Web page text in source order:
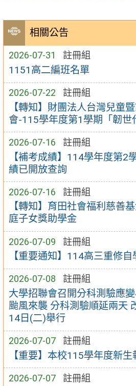
相關公告
2026-07-31 註冊組
1151高二編班名單
2026-07-22 註冊組
【轉知】財團法人台灣兒童
會-115學年度第1學期「韌世
2026-07-16 註冊組
【補考成績】114學年度第2
績已開放查詢
2026-07-16 註冊組
【轉知】育田社會福利慈善
庭子女獎助學金
2026-07-09 註冊組
【重要通知】114高三重修
2026-07-08 註冊組
大學招聯會召開分科測驗應
颱風來襲 分科測驗順延兩天
14日(二)舉行
2026-07-07 註冊組
【重要】本校115學年度新
2026-07-07 註冊組